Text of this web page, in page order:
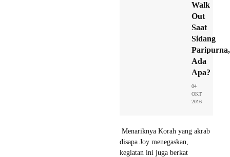
Walk
Out
Saat
Sidang
Paripurna,
Ada
Apa?
04
OKT
2016
Menariknya Korah yang akrab
disapa Joy menegaskan,
kegiatan ini juga berkat